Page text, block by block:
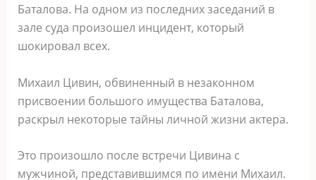
Баталова. На одном из последних заседаний в
зале суда произошел инцидент, который
шокировал всех.
Михаил Цивин, обвиненный в незаконном
присвоении большого имущества Баталова,
раскрыл некоторые тайны личной жизни актера.
Это произошло после встречи Цивина с
мужчиной, представившимся по имени Михаил.